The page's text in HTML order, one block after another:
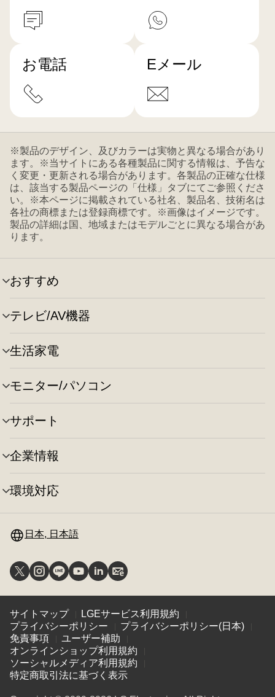
お電話 Eメール
※製品のデザイン、及びカラーは実物と異なる場合があり
ます。※当サイトにある各種製品に関する情報は、予告な
く変更・更新される場合があります。各製品の正確な仕様
は、該当する製品ページの「仕様」タブにてご参照くださ
い。※本ページに掲載されている社名、製品名、技術名は
各社の商標または登録商標です。※画像はイメージです。
製品の詳細は国、地域またはモデルごとに異なる場合があ
ります。
おすすめ
メ
ニ
ュ
ー
の
切
り
替
え
テレビ/AV機器
メ
ニ
ュ
ー
の
切
り
替
え
生活家電
メ
ニ
ュ
ー
の
切
り
替
え
モニター/パソコン
メ
ニ
ュ
ー
の
切
り
替
え
サポート
メ
ニ
ュ
ー
の
切
り
替
企業情報
メ
ニ
ュ
ー
の
り
え
環境対応
メ
ー
の
り
替
え
日本, 日本語
サイトマップ
LGEサービス利用規約
プライバシーポリシー
プライバシーポリシー(日本)
免責事項
ユーザー補助
オンラインショップ利用規約
ソーシャルメディア利用規約
特定商取引法に基づく表示